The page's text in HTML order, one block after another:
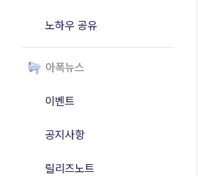
노하우 공유
아폭뉴스
이벤트
공지사항
릴리즈노트